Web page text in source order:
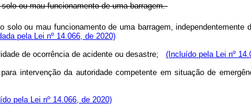
ou mau funcionamento de uma barragem.
ou mau funcionamento de uma barragem, independentemente
pela Lei nº 14.066, de 2020)
de ocorrência de acidente ou desastre; (Incluído pela Lei nº
intervenção da autoridade competente em situação de
pela Lei nº 14.066, de 2020)